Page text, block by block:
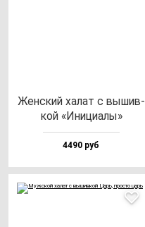
Жен­ский ха­лат с вы­шив­
кой «Ини­ци­алы»
4490 руб